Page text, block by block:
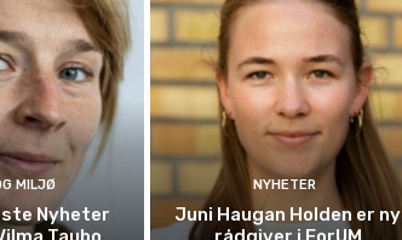
MILJØ
Nyheter
NYHETER
Juni Haugan Holden er ny